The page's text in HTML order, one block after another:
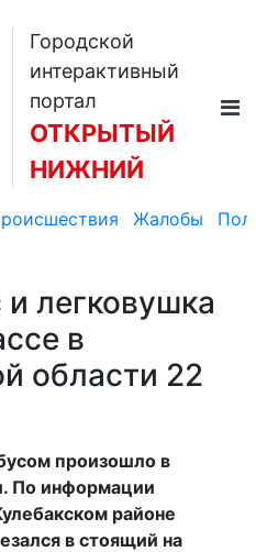
Городской
интерактивный
портал
ОТКРЫТЫЙ
НИЖНИЙ
Жалобы
легковушка
в
области 22
произошло в
По информации
районе
в стоящий на